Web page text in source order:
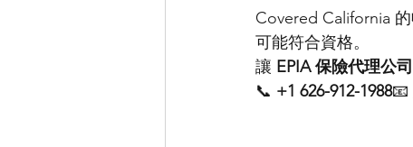
Covered California
可能符合資格。
讓 EPIA 保險代理公司
📞 +1 626-912-1988📧